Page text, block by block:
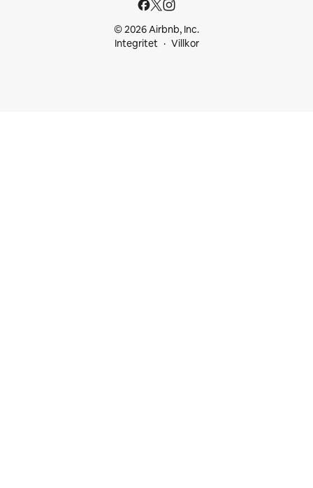
© 2026 Airbnb, Inc.
Integritet
Villkor